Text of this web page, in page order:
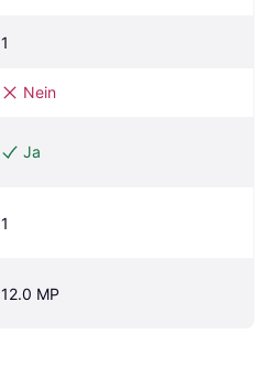
1
Nein
Ja
1
12.0 MP